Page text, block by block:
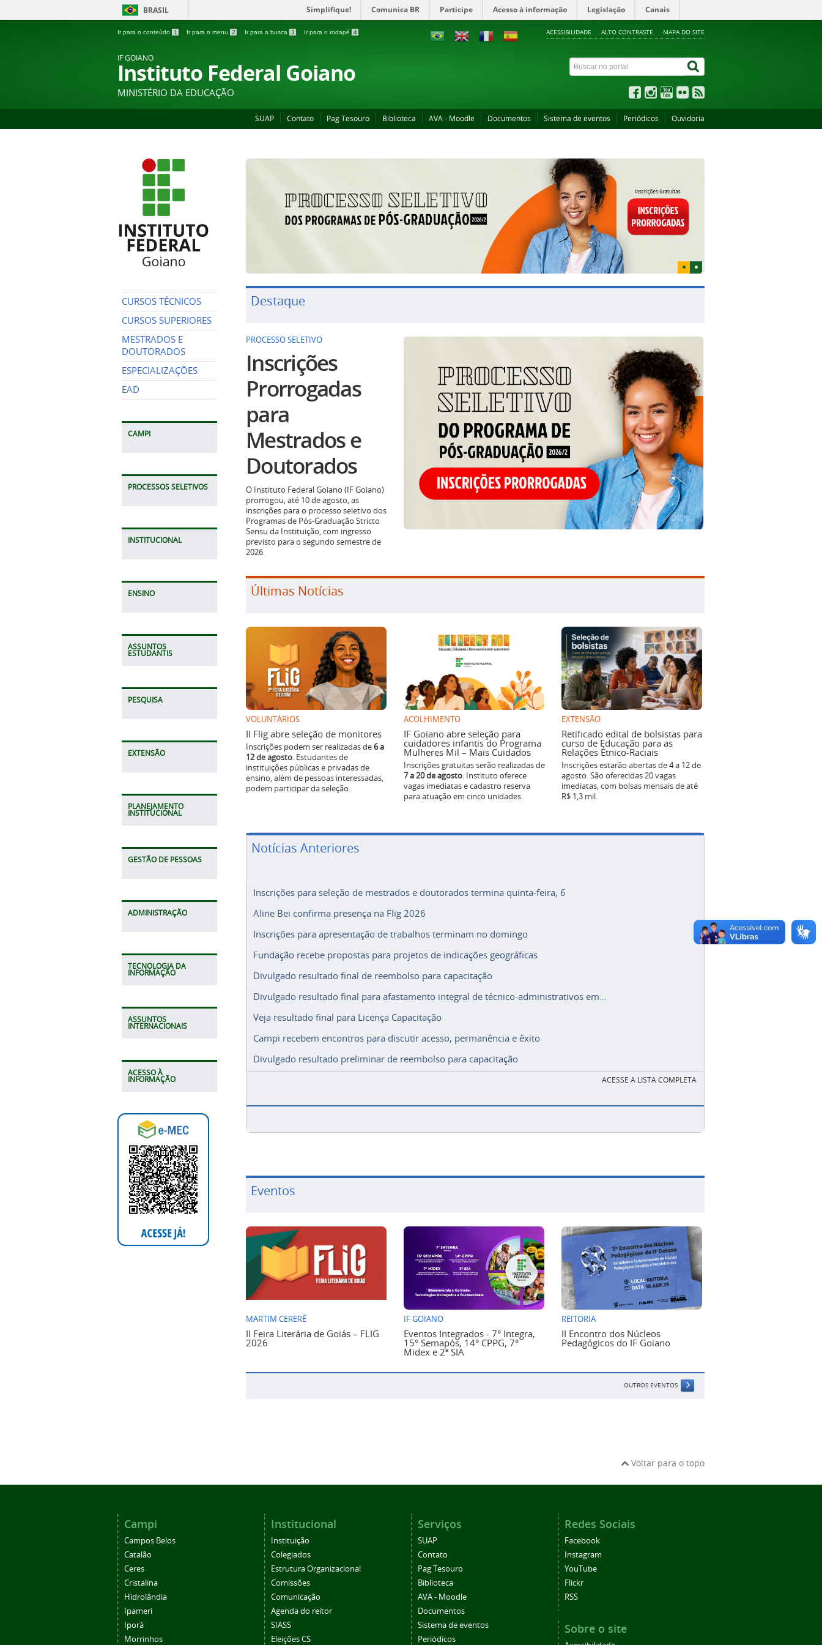
BRASIL Simplifique! Comunica BR Participe Acesso à informação Legislação Canais
Ir para o conteúdo 1 Ir para o menu 2 Ir para a busca 3 Ir para o rodapé 4 ACESSIBILIDADE ALTO CONTRASTE MAPA DO SITE
IF GOIANO
Instituto Federal Goiano
MINISTÉRIO DA EDUCAÇÃO
SUAP Contato Pag Tesouro Biblioteca AVA - Moodle Documentos Sistema de eventos Periódicos Ouvidoria
CURSOS TÉCNICOS
CURSOS SUPERIORES
MESTRADOS E
DOUTORADOS
ESPECIALIZAÇÕES
EAD
CAMPI
PROCESSOS SELETIVOS
INSTITUCIONAL
ENSINO
ASSUNTOS
ESTUDANTIS
PESQUISA
EXTENSÃO
PLANEJAMENTO
INSTITUCIONAL
GESTÃO DE PESSOAS
ADMINISTRAÇÃO
TECNOLOGIA DA
INFORMAÇÃO
ASSUNTOS
INTERNACIONAIS
ACESSO À
INFORMAÇÃO
Destaque
PROCESSO SELETIVO
Inscrições
Prorrogadas
para
Mestrados e
Doutorados
O Instituto Federal Goiano (IF Goiano)
prorrogou, até 10 de agosto, as
inscrições para o processo seletivo dos
Programas de Pós-Graduação Stricto
Sensu da Instituição, com ingresso
previsto para o segundo semestre de
2026.
Últimas Notícias
VOLUNTÁRIOS
II Flig abre seleção de monitores
Inscrições podem ser realizadas de6 a
12 de agosto. Estudantes de
instituições públicas e privadas de
ensino, além de pessoas interessadas,
podem participar da seleção.
ACOLHIMENTO
IF Goiano abre seleção para
cuidadores infantis do Programa
Mulheres Mil – Mais Cuidados
Inscrições gratuitas serão realizadas de
7 a 20 de agosto. Instituto oferece
vagas imediatas e cadastro reserva
para atuação em cinco unidades.
EXTENSÃO
Retificado edital de bolsistas para
curso de Educação para as
Relações Étnico-Raciais
Inscrições estarão abertas de 4 a 12 de
agosto. São oferecidas 20 vagas
imediatas, com bolsas mensais de até
R$ 1,3 mil.
Notícias Anteriores
Inscrições para seleção de mestrados e doutorados termina quinta-feira, 6
Aline Bei confirma presença na Flig 2026
Inscrições para apresentação de trabalhos terminam no domingo
Fundação recebe propostas para projetos de indicações geográficas
Divulgado resultado final de reembolso para capacitação
Divulgado resultado final para afastamento integral de técnico-administrativos em...
Veja resultado final para Licença Capacitação
Campi recebem encontros para discutir acesso, permanência e êxito
Divulgado resultado preliminar de reembolso para capacitação
ACESSE A LISTA COMPLETA
Eventos
MARTIM CERERÊ
II Feira Literária de Goiás – FLIG
2026
IF GOIANO
Eventos Integrados - 7° Integra,
15° Semapós, 14° CPPG, 7°
Midex e 2ª SIA
REITORIA
II Encontro dos Núcleos
Pedagógicos do IF Goiano
OUTROS EVENTOS
Voltar para o topo
Campi
Campos Belos
Catalão
Ceres
Cristalina
Hidrolândia
Ipameri
Iporá
Morrinhos
Institucional
Instituição
Colegiados
Estrutura Organizacional
Comissões
Comunicação
Agenda do reitor
SIASS
Eleições CS
Serviços
SUAP
Contato
Pag Tesouro
Biblioteca
AVA - Moodle
Documentos
Sistema de eventos
Periódicos
Redes Sociais
Facebook
Instagram
YouTube
Flickr
RSS
Sobre o site